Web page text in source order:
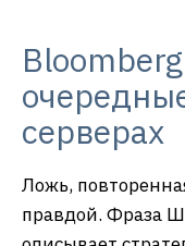
серверах
Ложь,
правдой. Фраза